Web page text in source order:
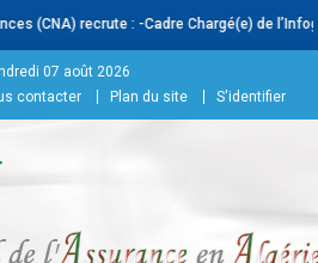
recrute : -Cadre Chargé(e) de
07 août 2026
contacter Plan du site S'identifier
National des